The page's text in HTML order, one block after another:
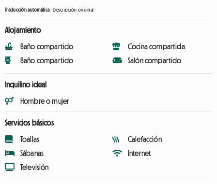
Traducción automática-Descripción original
Alojamiento
Baño compartido
Baño compartido
Cocina compartida
Salón compartido
Inquilino ideal
Hombre o mujer
Servicios básicos
Toallas
Sábanas
Televisión
Calefacción
Internet